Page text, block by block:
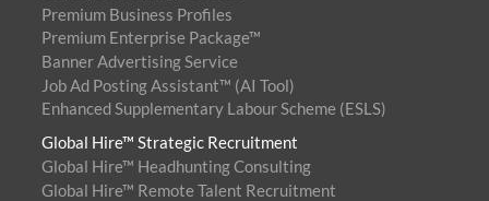
Premium Business Profiles
Premium Enterprise Package™
Banner Advertising Service
Job Ad Posting Assistant™ (AI Tool)
Enhanced Supplementary Labour Scheme (ESLS)
Global Hire™ Strategic Recruitment
Global Hire™ Headhunting Consulting
Global Hire™ Remote Talent Recruitment